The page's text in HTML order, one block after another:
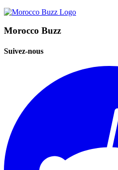
Morocco Buzz
Suivez-nous